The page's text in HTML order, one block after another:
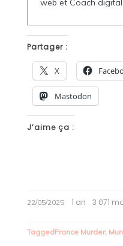
web et Coach digital
Partager :
X
Mastodon
J’aime ça :
22/05/2025 1 an 3 071
TaggedFrance Murder,